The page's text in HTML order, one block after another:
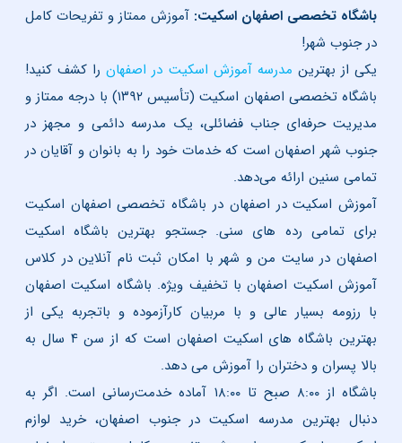
باشگاه تخصصی اصفهان اسکیت: آموزش ممتاز و تفریحات کامل
در جنوب شهر!
یکی از بهترین مدرسه آموزش اسکیت در اصفهانرا کشف کنید!
باشگاه تخصصی اصفهان اسکیت (تأسیس ۱۳۹۲) با درجه ممتاز و
مدیریت حرفه‌ای جناب فضائلی، یک مدرسه دائمی و مجهز در
جنوب شهر اصفهان است که خدمات خود را به بانوان و آقایان در
تمامی سنین ارائه می‌دهد.
آموزش اسکیت در اصفهان در باشگاه تخصصی اصفهان اسکیت
برای تمامی رده های سنی. جستجو بهترین باشگاه اسکیت
اصفهان در سایت من و شهر با امکان ثبت نام آنلاین در کلاس
آموزش اسکیت اصفهان با تخفیف ویژه. باشگاه اسکیت اصفهان
با رزومه بسیار عالی و با مربیان کارآزموده و باتجربه یکی از
بهترین باشگاه های اسکیت اصفهان است که از سن ۴ سال به
بالا پسران و دختران را آموزش می دهد.
باشگاه از ۸:۰۰ صبح تا ۱۸:۰۰ آماده خدمت‌رسانی است. اگر به
دنبال بهترین مدرسه اسکیت در جنوب اصفهان، خرید لوازم